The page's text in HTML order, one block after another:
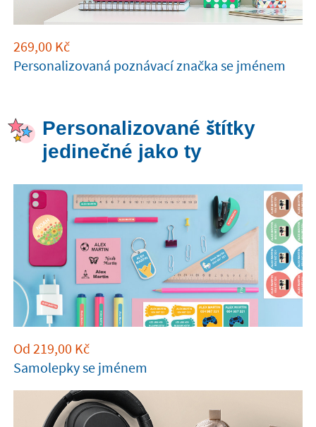
269,00 Kč
Personalizovaná poznávací značka se jménem
Personalizované štítky
jedinečné jako ty
Od 219,00 Kč
Samolepky se jménem